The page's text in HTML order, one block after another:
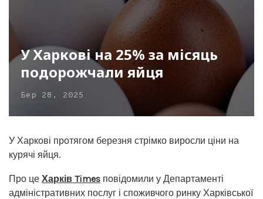
У Харкові на 25% за місяць
подорожчали яйця
Бер 28, 2025
У Харкові протягом березня стрімко виросли ціни на
курячі яйця.
Про це Харків Times повідомили у Департаменті
адміністративних послуг і споживчого ринку Харківської